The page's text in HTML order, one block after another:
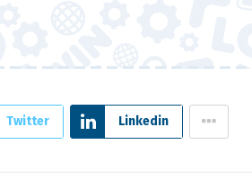
Twitter Linkedin